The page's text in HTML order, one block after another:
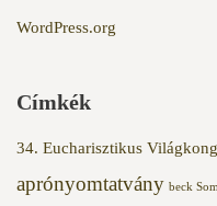
WordPress.org
Címkék
34. Eucharisztikus
aprónyomtatvány beck